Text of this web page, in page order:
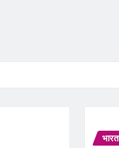
भारत